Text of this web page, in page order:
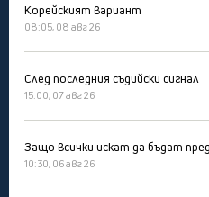
Корейският вариант
08:05, 08 авг 26
След последния съдийски сигнал
15:00, 07 авг 26
Защо всички искат да бъдат
10:30, 06 авг 26